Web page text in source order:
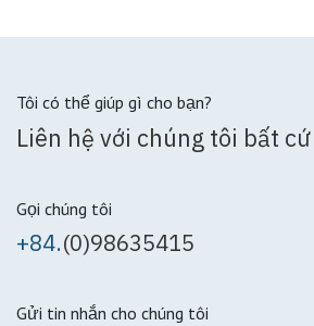
Tôi có thể giúp gì cho bạn?
Liên hệ với chúng tôi bất
Gọi chúng tôi
+84.(0)98635415
Gửi tin nhắn cho chúng tôi